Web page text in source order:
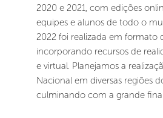
2020 e 2021, com edições
equipes e alunos de todo o
2022 foi realizada em formato
incorporando recursos de
e virtual. Planejamos a
Nacional em diversas regiões
culminando com a grande final